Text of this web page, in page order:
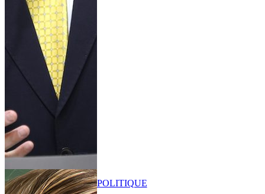
POLITIQUE